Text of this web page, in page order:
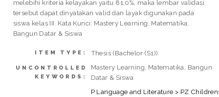
melebihi kriteria kelayakan yaitu 81,0%, maka lembar validasi
tersebut dapat dinyatakan valid dan layak digunakan pada
siswa kelas III. Kata Kunci: Mastery Learning, Matematika,
Bangun Datar & Siswa
ITEM TYPE: Thesis (Bachelor (S1))
UNCONTROLLED
KEYWORDS:
Mastery Learning, Matematika, Bangun
Datar & Siswa
P Language and Literature > PZ